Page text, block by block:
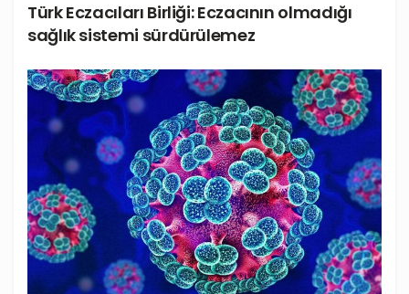
Türk Eczacıları Birliği: Eczacının olmadığı
sağlık sistemi sürdürülemez